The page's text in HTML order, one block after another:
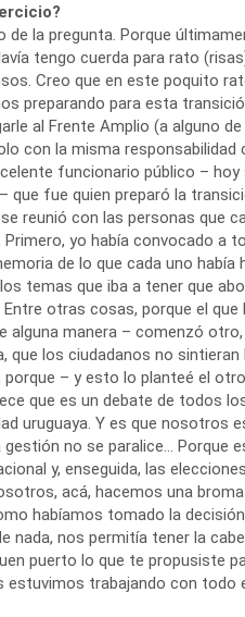
la pregunta. Porque
tengo cuerda para rato
Creo que en este poquito
preparando para esta
al Frente Amplio (a alguno
con la misma
funcionario público –
que fue quien preparó la
reunió con las personas que
yo había convocado a
de lo que cada uno
temas que iba a tener que
otras cosas, porque el
alguna manera – comenzó
que los ciudadanos no
– y esto lo planteé el
que es un debate de todos
uruguaya. Y es que nosotros
gestión no se paralice… Porque
y, enseguida, las
acá, hacemos una
habíamos tomado la
nada, nos permitía tener la
puerto lo que te propusiste
trabajando con todo